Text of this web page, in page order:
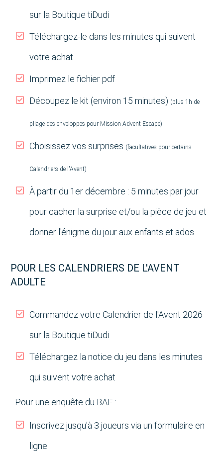
sur la Boutique tiDudi
Téléchargez-le dans les minutes qui suivent
votre achat
Imprimez le fichier pdf
Découpez le kit (environ 15 minutes) (plus 1h de
pliage des enveloppes pour Mission Advent Escape)
Choisissez vos surprises (facultatives pour certains
Calendriers de l'Avent)
À partir du 1er décembre : 5 minutes par jour
pour cacher la surprise et/ou la pièce de jeu et
donner l'énigme du jour aux enfants et ados
POUR LES CALENDRIERS DE L'AVENT
ADULTE
Commandez votre Calendrier de l'Avent 2026
sur la Boutique tiDudi
Téléchargez la notice du jeu dans les minutes
qui suivent votre achat
Pour une enquête du BAE :
Inscrivez jusqu'à 3 joueurs via un formulaire en
ligne